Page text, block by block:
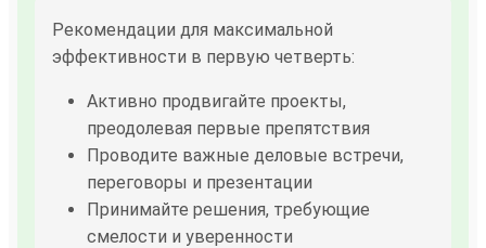
Рекомендации для максимальной
эффективности в первую четверть:
Активно продвигайте проекты,
преодолевая первые препятствия
Проводите важные деловые встречи,
переговоры и презентации
Принимайте решения, требующие
смелости и уверенности